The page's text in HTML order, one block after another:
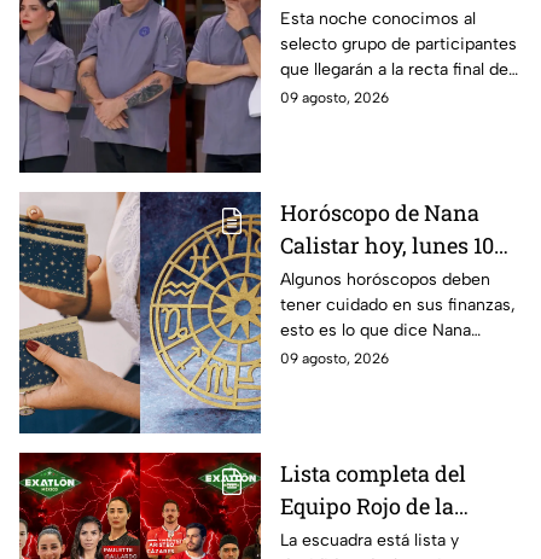
mejores cocineros de
MasterChef 24/7 rumbo
a la Gran Final
Esta noche conocimos al
selecto grupo de participantes
que llegarán a la recta final de
MasterChef 24/7.
09 agosto, 2026
Horóscopo de Nana
Calistar hoy, lunes 10
de agosto para cada
signo; deben tener
cuidado con sus
finanzas y evitar los
Algunos horóscopos deben
tener cuidado en sus finanzas,
esto es lo que dice Nana
Calistar en sus predicciones
09 agosto, 2026
Lista completa del
Equipo Rojo de la
décima Temporada de
La escuadra está lista y